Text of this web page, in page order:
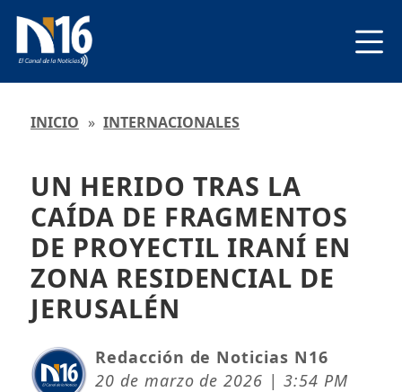
INICIO » INTERNACIONALES
UN HERIDO TRAS LA
CAÍDA DE FRAGMENTOS
DE PROYECTIL IRANÍ EN
ZONA RESIDENCIAL DE
JERUSALÉN
Redacción de Noticias N16
20 de marzo de 2026 | 3:54 PM